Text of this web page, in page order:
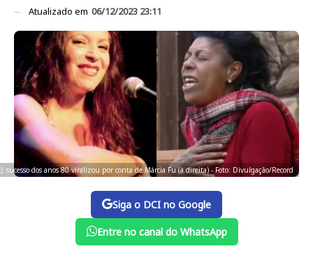
Atualizado em 06/12/2023 23:11
sucesso dos anos 80 viralizou por conta de Márcia Fu (à direita) - Foto: Divulgação/Record
Siga o DCI no Google
Entre no canal do WhatsApp